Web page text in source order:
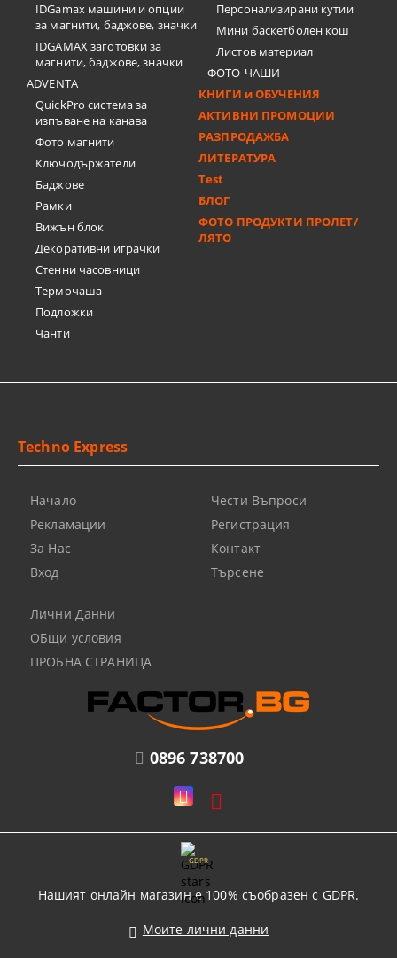
IDGamax машини и опции
за магнити, баджове, значки
IDGAMAX заготовки за
магнити, баджове, значки
ADVENTA
QuickPro система за
изпъване на канава
Фото магнити
Ключодържатели
Баджове
Рамки
Вижън блок
Декоративни играчки
Стенни часовници
Термочашa
Подложки
Чанти
Персонализирани кутии
Мини баскетболен кош
Листов материал
ФОТО-ЧАШИ
КНИГИ и ОБУЧЕНИЯ
АКТИВНИ ПРОМОЦИИ
РАЗПРОДАЖБА
ЛИТЕРАТУРА
Test
БЛОГ
ФОТО ПРОДУКТИ ПРОЛЕТ/
ЛЯТО
0896 738700
Techno Express
Начало
Рекламации
За Нас
Вход
Чести Въпроси
Регистрация
Контакт
Търсене
Лични Данни
ОБщи условия
ПРОБНА СТРАНИЦА
GDPR
Нашият онлайн магазин е 100% съобразен с GDPR.
Моите лични данни